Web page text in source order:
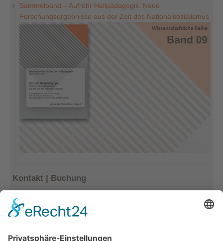
Sammelband – Aufruhr Heilpädagogik. Neue
Forschungsergebnisse aus der Zeit des Nationalsozialismus
Kontakt | Buchung
Tel.: 033477–548940
info@archiv-heilpaedagogik.de